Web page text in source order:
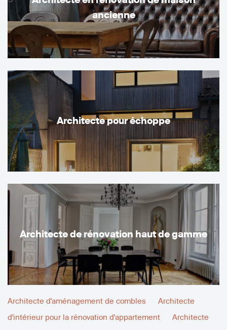
ancienne
Architecte pour échoppe
Architecte de rénovation haut de gamme
Architecte d'aménagement de combles
Architecte
d'intérieur pour la rénovation d'appartement
Architecte